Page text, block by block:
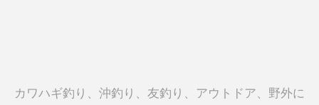
カワハギ釣り、沖釣り、友釣り、アウトドア、野外に